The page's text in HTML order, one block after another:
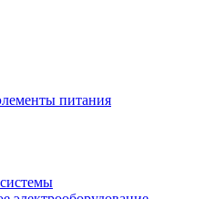
питания